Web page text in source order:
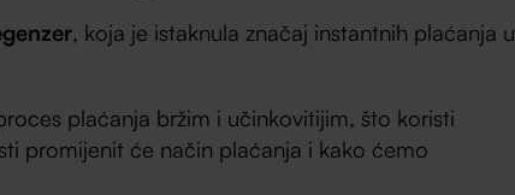
, koja je istaknula značaj instantnih plaćanja u
plaćanja bržim i učinkovitijim, što koristi
promijenit će način plaćanja i kako ćemo